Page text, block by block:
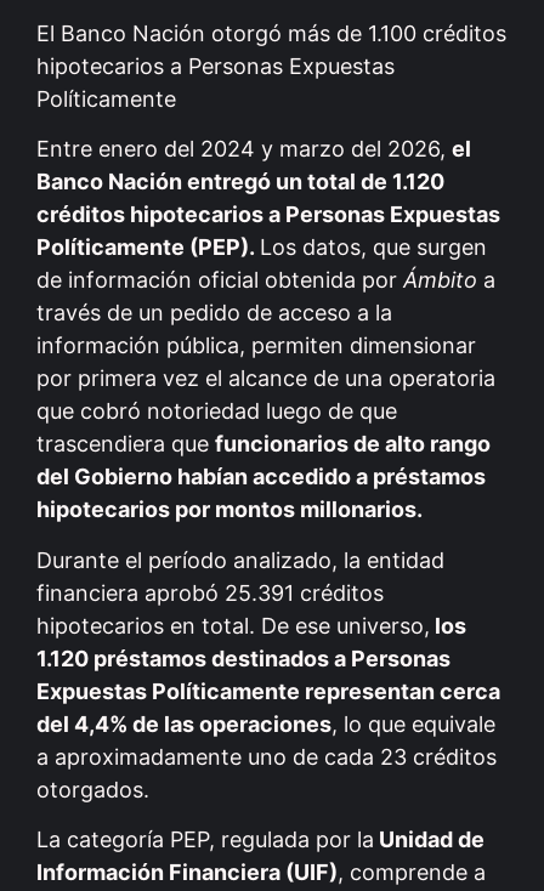
El Banco Nación otorgó más de 1.100 créditos
hipotecarios a Personas Expuestas
Políticamente
Entre enero del 2024 y marzo del 2026, el
Banco Nación entregó un total de 1.120
créditos hipotecarios a Personas Expuestas
Políticamente (PEP). Los datos, que surgen
de información oficial obtenida porÁmbito a
través de un pedido de acceso a la
información pública, permiten dimensionar
por primera vez el alcance de una operatoria
que cobró notoriedad luego de que
trascendiera que funcionarios de alto rango
del Gobierno habían accedido a préstamos
hipotecarios por montos millonarios.
Durante el período analizado, la entidad
financiera aprobó 25.391 créditos
hipotecarios en total. De ese universo, los
1.120 préstamos destinados a Personas
Expuestas Políticamente representan cerca
del 4,4% de las operaciones, lo que equivale
a aproximadamente uno de cada 23 créditos
otorgados.
La categoría PEP, regulada por la Unidad de
Información Financiera (UIF), comprende a